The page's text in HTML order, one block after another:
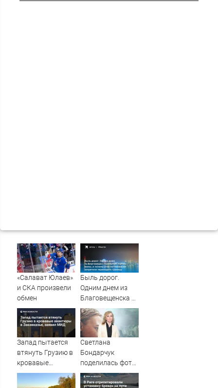
«Салават Юлаев»
и СКА произвели
обмен
Быль дорог.
Одним днем из
Благовещенска в
Китай, лапша,
мемы, и почему
утке по-пекински
запретили
переходить
границу
Запад пытается
втянуть Грузию в
кровавые
авантюры в
Закавказье,
Светлана
Бондарчук
поделилась фото
из круиза вместе
с сыном